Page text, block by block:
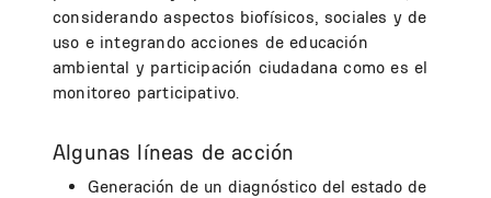
considerando aspectos biofísicos, sociales y de
uso e integrando acciones de educación
ambiental y participación ciudadana como es el
monitoreo participativo.
Algunas líneas de acción
Generación de un diagnóstico del estado de